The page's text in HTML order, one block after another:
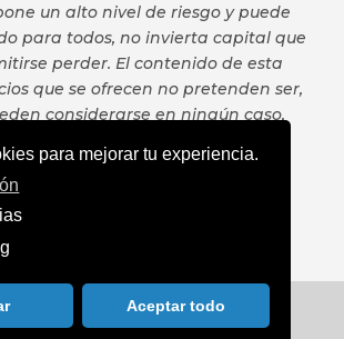
un alto nivel de riesgo y puede
para todos, no invierta capital que
perder. El contenido de esta
que se ofrecen no pretenden ser,
considerarse en ningún caso,
de asesoramiento financiero, ni
base para ningún contrato,
de ningún tipo.
AutoTrading Factory. Todos los
para mejorar tu experiencia.
Aceptar todo